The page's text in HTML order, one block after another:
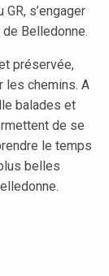
s’engager
Belledonne.
préservée,
les chemins. A
balades et
de se
le temps
belles